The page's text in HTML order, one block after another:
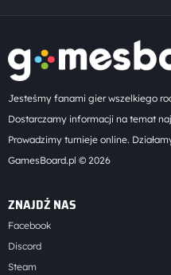
Jesteśmy fanami gier wszelkiego
Dostarczamy informacji na temat
Prowadzimy turnieje online.
GamesBoard.pl © 2026
ZNAJDŹ NAS
Facebook
Discord
Steam